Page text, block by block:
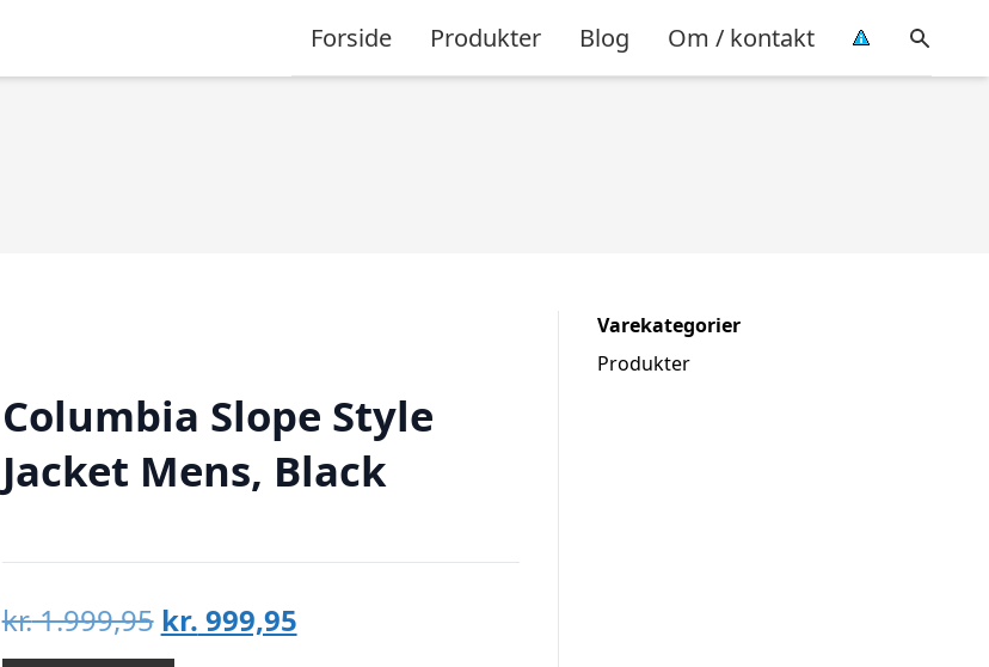
Forside Produkter Blog Om / kontakt
Columbia Slope Style
Jacket Mens, Black
kr.1.999,95 Den
oprindelige
kr. 999,95Den
Varekategorier
Produkter